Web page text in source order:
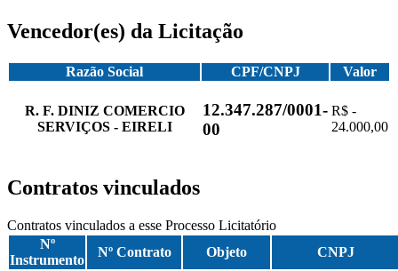
Vencedor(es) da Licitação
Razão Social CPF/CNPJ Valor
R. F. DINIZ COMERCIO
SERVIÇOS - EIRELI
12.347.287/0001-
00
R$ -
24.000,00
Contratos vinculados
Contratos vinculados a esse Processo Licitatório
Nº
Instrumento
Nº Contrato Objeto CNPJ